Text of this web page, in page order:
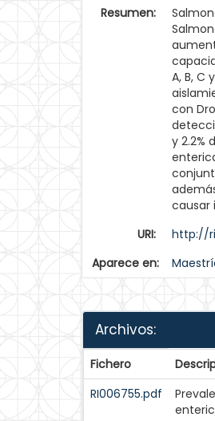
Resumen:
A, B, C
con
y 2.2%
causar
URI:
http://
Aparece en:
Archivos:
Fichero
RI006755.pdf